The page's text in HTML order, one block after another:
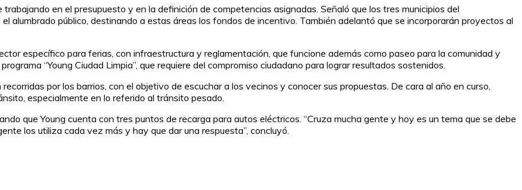
en el presupuesto y en la definición de competencias asignadas. Señaló que los tres municipios del
alumbrado público, destinando a estas áreas los fondos de incentivo. También adelantó que se incorporarán proyectos al
específico para ferias, con infraestructura y reglamentación, que funcione además como paseo para la comunidad y
“Young Ciudad Limpia”, que requiere del compromiso ciudadano para lograr resultados sostenidos.
por los barrios, con el objetivo de escuchar a los vecinos y conocer sus propuestas. De cara al año en curso,
especialmente en lo referido al tránsito pesado.
que Young cuenta con tres puntos de recarga para autos eléctricos. “Cruza mucha gente y hoy es un tema que se debe
los utiliza cada vez más y hay que dar una respuesta”, concluyó.